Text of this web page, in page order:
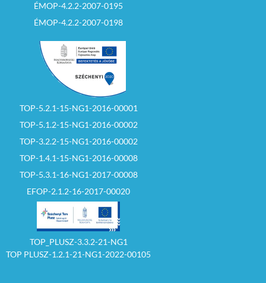
ÉMOP-4.2.2-2007-0195
ÉMOP-4.2.2-2007-0198
TOP-5.2.1-15-NG1-2016-00001
TOP-5.1.2-15-NG1-2016-00002
TOP-3.2.2-15-NG1-2016-00002
TOP-1.4.1-15-NG1-2016-00008
TOP-5.3.1-16-NG1-2017-00008
EFOP-2.1.2-16-2017-00020
TOP_PLUSZ-3.3.2-21-NG1
TOP PLUSZ-1.2.1-21-NG1-2022-00105